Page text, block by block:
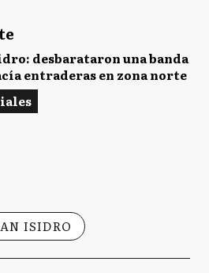
desbarataron una banda
entraderas en zona norte
ISIDRO